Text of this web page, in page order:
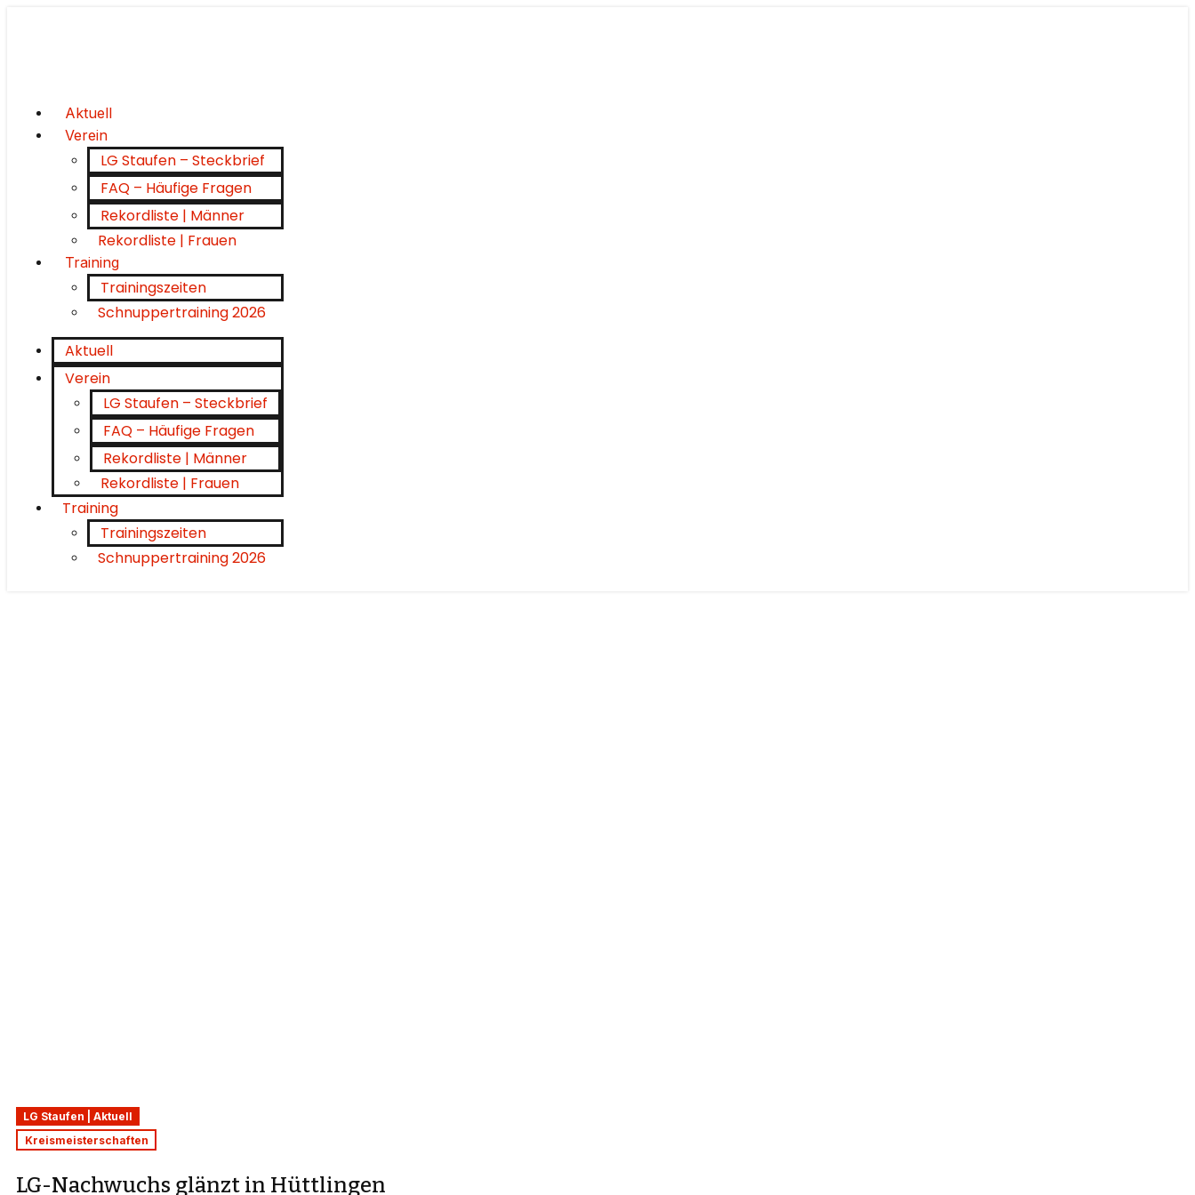
Aktuell
Verein
LG Staufen – Steckbrief
FAQ – Häufige Fragen
Rekordliste | Männer
Rekordliste | Frauen
Training
Trainingszeiten
Schnuppertraining 2026
Aktuell
Verein
LG Staufen – Steckbrief
FAQ – Häufige Fragen
Rekordliste | Männer
Rekordliste | Frauen
Training
Trainingszeiten
Schnuppertraining 2026
LG Staufen | Aktuell
Kreismeisterschaften
LG-Nachwuchs glänzt in Hüttlingen